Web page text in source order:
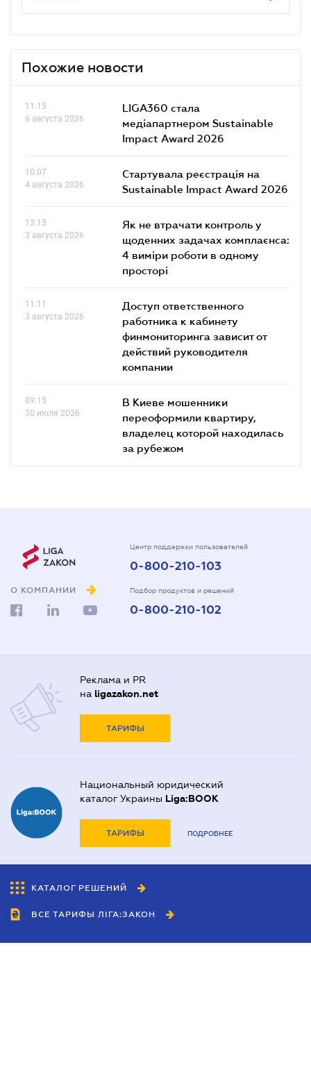
Похожие новости
11.15
6 августа 2026
LIGA360 стала
медіапартнером Sustainable
Impact Award 2026
10.07
4 августа 2026
Стартувала реєстрація на
Sustainable Impact Award 2026
13.15
3 августа 2026
Як не втрачати контроль у
щоденних задачах комплаєнса:
4 виміри роботи в одному
просторі
11.11
3 августа 2026
Доступ ответственного
работника к кабинету
финмониторинга зависит от
действий руководителя
компании
09.15
30 июля 2026
В Киеве мошенники
переоформили квартиру,
владелец которой находилась
за рубежом
О КОМПАНИИ
Центр поддержки пользователей
0-800-210-103
Подбор продуктов и решений
0-800-210-102
Реклама и PR
на ligazakon.net
ТАРИФЫ
Национальный юридический
каталог Украины Liga:BOOK
ТАРИФЫ ПОДРОБНЕЕ
КАТАЛОГ РЕШЕНИЙ
ВСЕ ТАРИФЫ ЛІГА:ЗАКОН